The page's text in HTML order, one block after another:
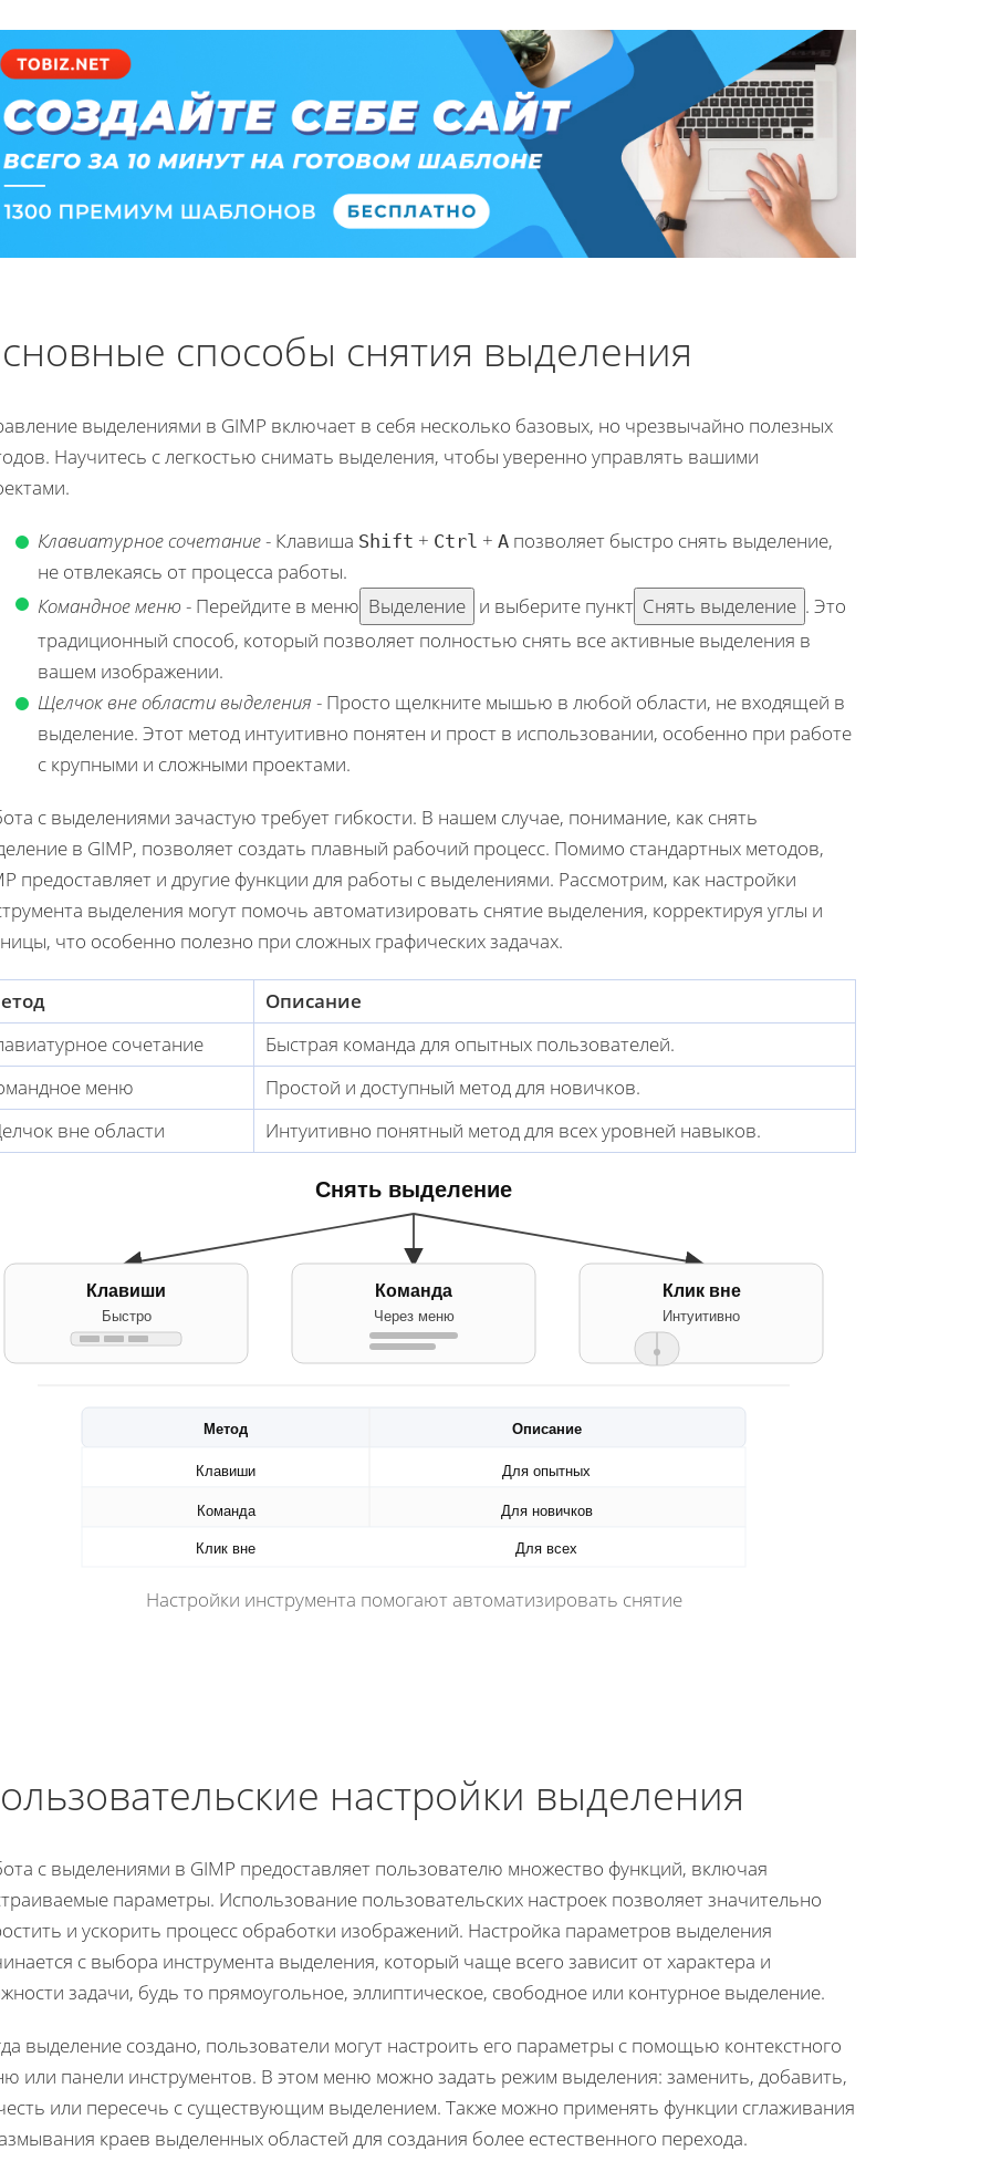
способы снятия выделения
выделениями в GIMP включает в себя несколько базовых, но чрезвычайно полезных
Научитесь с легкостью снимать выделения, чтобы уверенно управлять вашими
Клавиатурное сочетание- Клавиша Shift + Ctrl + A позволяет быстро снять выделение,
не отвлекаясь от процесса работы.
Командное меню - Перейдите в меню Выделение и выберите пункт Снять выделение . Это
традиционный способ, который позволяет полностью снять все активные выделения в
вашем изображении.
Щелчок вне области выделения - Просто щелкните мышью в любой области, не входящей в
выделение. Этот метод интуитивно понятен и прост в использовании, особенно при работе
с крупными и сложными проектами.
с выделениями зачастую требует гибкости. В нашем случае, понимание, как снять
в GIMP, позволяет создать плавный рабочий процесс. Помимо стандартных методов,
предоставляет и другие функции для работы с выделениями. Рассмотрим, как настройки
выделения могут помочь автоматизировать снятие выделения, корректируя углы и
что особенно полезно при сложных графических задачах.
Описание
сочетание
Быстрая команда для опытных пользователей.
меню
Простой и доступный метод для новичков.
вне области
Интуитивно понятный метод для всех уровней навыков.
Снять выделение
Клавиши
Быстро
Команда
Через меню
Клик вне
Интуитивно
Метод Описание
Клавиши Для опытных
Команда Для новичков
Клик вне Для всех
Настройки инструмента помогают автоматизировать снятие
настройки выделения
с выделениями в GIMP предоставляет пользователю множество функций, включая
параметры. Использование пользовательских настроек позволяет значительно
и ускорить процесс обработки изображений. Настройка параметров выделения
с выбора инструмента выделения, который чаще всего зависит от характера и
задачи, будь то прямоугольное, эллиптическое, свободное или контурное выделение.
выделение создано, пользователи могут настроить его параметры с помощью контекстного
или панели инструментов. В этом меню можно задать режим выделения: заменить, добавить,
или пересечь с существующим выделением. Также можно применять функции сглаживания
краев выделенных областей для создания более естественного перехода.